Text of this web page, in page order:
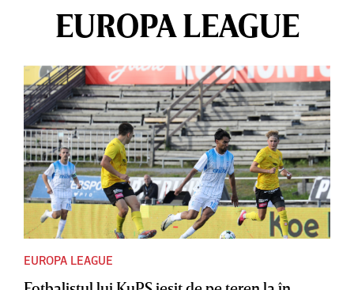
EUROPA LEAGUE
EUROPA LEAGUE